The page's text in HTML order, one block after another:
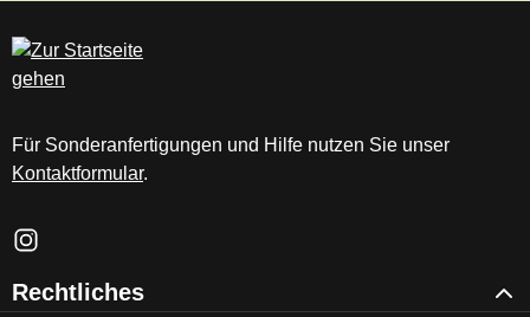
Für Sonderanfertigungen und Hilfe nutzen Sie unser
Kontaktformular.
Schau auf Instagram vorbei – öffnet in neuem Tab (externer
Rechtliches